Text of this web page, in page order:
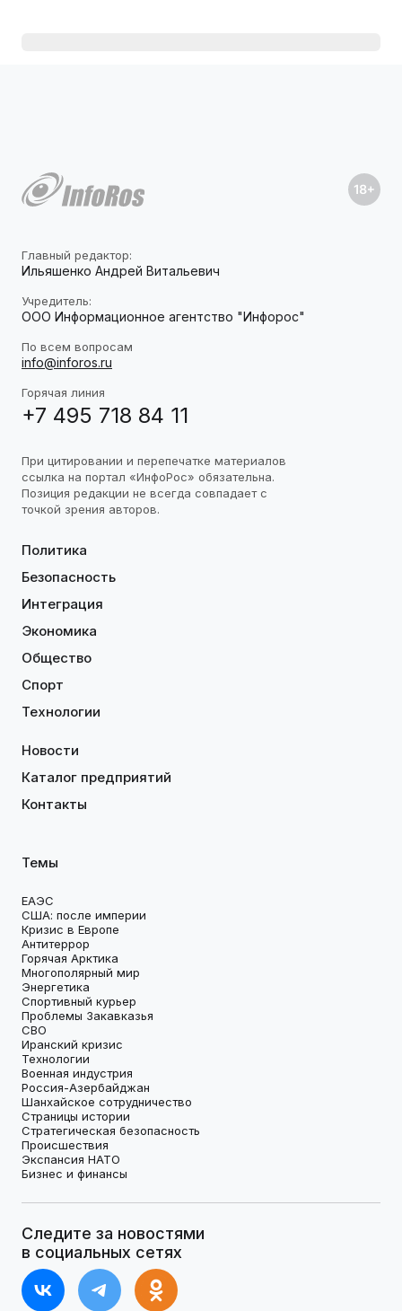
Главный редактор:
Ильяшенко Андрей Витальевич
Учредитель:
ООО Информационное агентство "Инфорос"
По всем вопросам
info@inforos.ru
Горячая линия
+7 495 718 84 11
При цитировании и перепечатке материалов
ссылка на портал «ИнфоРос» обязательна.
Позиция редакции не всегда совпадает с
точкой зрения авторов.
Политика
Безопасность
Интеграция
Экономика
Общество
Спорт
Технологии
Новости
Каталог предприятий
Контакты
Темы
ЕАЭС
США: после империи
Кризис в Европе
Антитеррор
Горячая Арктика
Многополярный мир
Энергетика
Спортивный курьер
Проблемы Закавказья
СВО
Иранский кризис
Технологии
Военная индустрия
Россия-Азербайджан
Шанхайское сотрудничество
Страницы истории
Стратегическая безопасность
Происшествия
Экспансия НАТО
Бизнес и финансы
Следите за новостями
в социальных сетях